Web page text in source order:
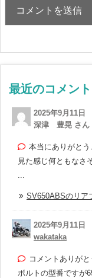
最近のコメント
2025年9月11日
深津 豊晃 さん
本当にありがと
見た感じ何ともなさ
SV650ABSのリア
2025年9月11日
wakataka
コメントありが
ボルトの型番ですが